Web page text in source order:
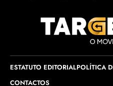
ESTATUTO EDITORIALPOLÍTICA
CONTACTOS